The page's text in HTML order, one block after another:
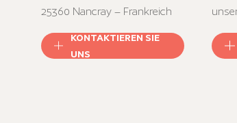
25360 Nancray – Frankreich
KONTAKTIEREN SIE
UNS